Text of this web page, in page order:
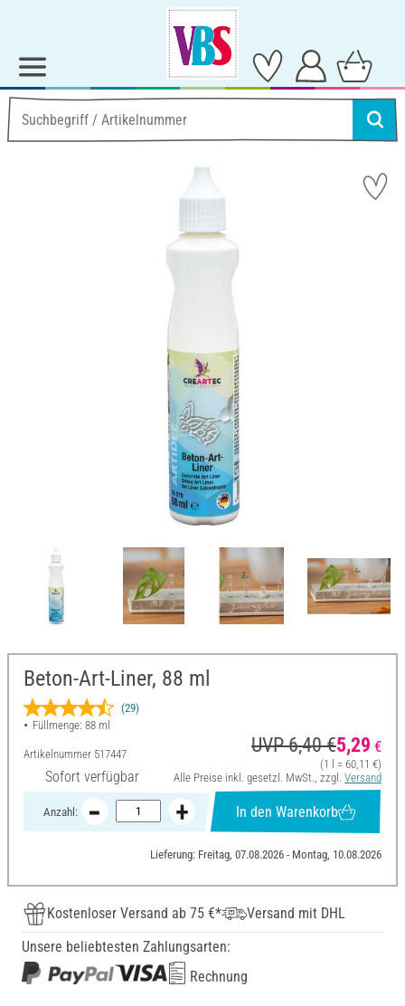
Beton-Art-Liner, 88 ml
(29)
Füllmenge: 88 ml
Artikelnummer 517447
Sofort verfügbar
UVP 6,40 €5,29 €
(1 l = 60,11 €)
Alle Preise inkl. gesetzl. MwSt., zzgl. Versand
Anzahl: In den Warenkorb
Lieferung: Freitag, 07.08.2026 - Montag, 10.08.2026
Kostenloser Versand ab 75 €*
Versand mit DHL
Unsere beliebtesten Zahlungsarten:
Rechnung